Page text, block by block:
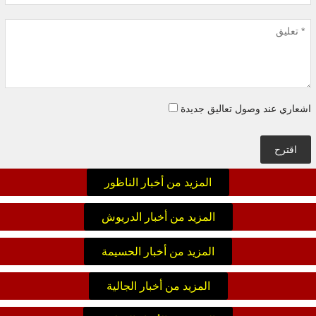
اشعاري عند وصول تعاليق جديدة
اقترح
المزيد من أخبار الناظور
المزيد من أخبار الدريوش
المزيد من أخبار الحسيمة
المزيد من أخبار الجالية